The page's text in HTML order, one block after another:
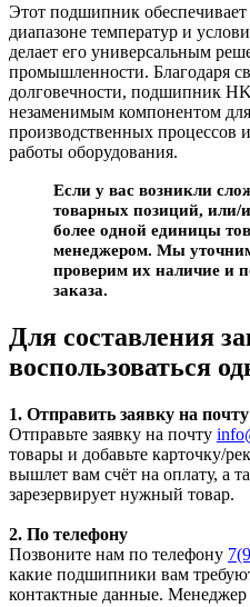
Этот подшипник
диапазоне температур и
делает его универсальным
промышленности. Благодаря
долговечности, подшипник
незаменимым компонентом
производственных процессов
работы оборудования.
Если у вас возникли
товарных позиций, или/
более одной единицы
менеджером. Мы
проверим их наличие и
заказа.
Для составления
воспользоваться
1. Отправить заявку на почту
Отправьте заявку на почту
товары и добавьте карточку/
вышлет вам счёт на оплату, а
зарезервирует нужный товар.
2. По телефону
Позвоните нам по телефону
какие подшипники вам
контактные данные. Менеджер